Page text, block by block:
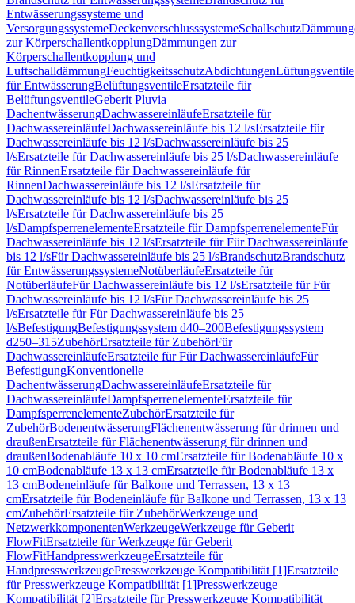
Entwässerungssysteme und
VersorgungssystemeDeckenverschlusssystemeSchallschutz
zur KörperschallentkopplungDämmungen zur
Körperschallentkopplung und
LuftschalldämmungFeuchtigkeitsschutzAbdichtungenLüftungsventile
für EntwässerungBelüftungsventileErsatzteile für
BelüftungsventileGeberit Pluvia
DachentwässerungDachwassereinläufeErsatzteile für
DachwassereinläufeDachwassereinläufe bis 12 l/sErsatzteile für
Dachwassereinläufe bis 12 l/sDachwassereinläufe bis 25
l/sErsatzteile für Dachwassereinläufe bis 25 l/sDachwassereinläufe
für RinnenErsatzteile für Dachwassereinläufe für
RinnenDachwassereinläufe bis 12 l/sErsatzteile für
Dachwassereinläufe bis 12 l/sDachwassereinläufe bis 25
l/sErsatzteile für Dachwassereinläufe bis 25
l/sDampfsperrenelementeErsatzteile für DampfsperrenelementeFür
Dachwassereinläufe bis 12 l/sErsatzteile für Für Dachwassereinläufe
bis 12 l/sFür Dachwassereinläufe bis 25 l/sBrandschutzBrandschutz
für EntwässerungssystemeNotüberläufeErsatzteile für
NotüberläufeFür Dachwassereinläufe bis 12 l/sErsatzteile für Für
Dachwassereinläufe bis 12 l/sFür Dachwassereinläufe bis 25
l/sErsatzteile für Für Dachwassereinläufe bis 25
l/sBefestigungBefestigungssystem d40–200Befestigungssystem
d250–315ZubehörErsatzteile für ZubehörFür
DachwassereinläufeErsatzteile für Für DachwassereinläufeFür
BefestigungKonventionelle
DachentwässerungDachwassereinläufeErsatzteile für
DachwassereinläufeDampfsperrenelementeErsatzteile für
DampfsperrenelementeZubehörErsatzteile für
ZubehörBodenentwässerungFlächenentwässerung für drinnen und
draußenErsatzteile für Flächenentwässerung für drinnen und
draußenBodenabläufe 10 x 10 cmErsatzteile für Bodenabläufe 10 x
10 cmBodenabläufe 13 x 13 cmErsatzteile für Bodenabläufe 13 x
13 cmBodeneinläufe für Balkone und Terrassen, 13 x 13
cmErsatzteile für Bodeneinläufe für Balkone und Terrassen, 13 x 13
cmZubehörErsatzteile für ZubehörWerkzeuge und
NetzwerkkomponentenWerkzeugeWerkzeuge für Geberit
FlowFitErsatzteile für Werkzeuge für Geberit
FlowFitHandpresswerkzeugeErsatzteile für
HandpresswerkzeugePresswerkzeuge Kompatibilität [1]Ersatzteile
für Presswerkzeuge Kompatibilität [1]Presswerkzeuge
Kompatibilität [2]Ersatzteile für Presswerkzeuge Kompatibilität